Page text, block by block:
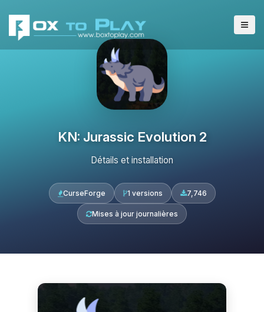
KN: Jurassic Evolution 2
Détails et installation
CurseForge 1 versions 7,746
Mises à jour journalières